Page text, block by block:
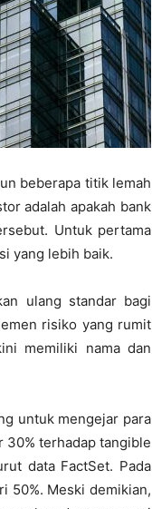
beberapa titik lemah
adalah apakah bank
Untuk pertama
yang lebih baik.
ulang standar bagi
risiko yang rumit
memiliki nama dan
untuk mengejar para
30% terhadap tangible
data FactSet. Pada
50%. Meski demikian,